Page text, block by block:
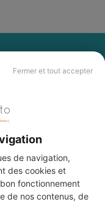
Fermer et tout accepter
de navigation,
des cookies et
fonctionnement
de nos contenus, de
DE
?
quel professionnel
de notre réseau de 5 000